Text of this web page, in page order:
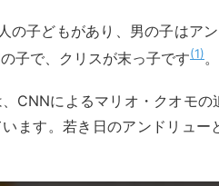
の子どもがあり、男の子はア
子で、クリスが末っ子です 1 。
CNNによるマリオ・クオモ
ます。若き日のアンドリュ